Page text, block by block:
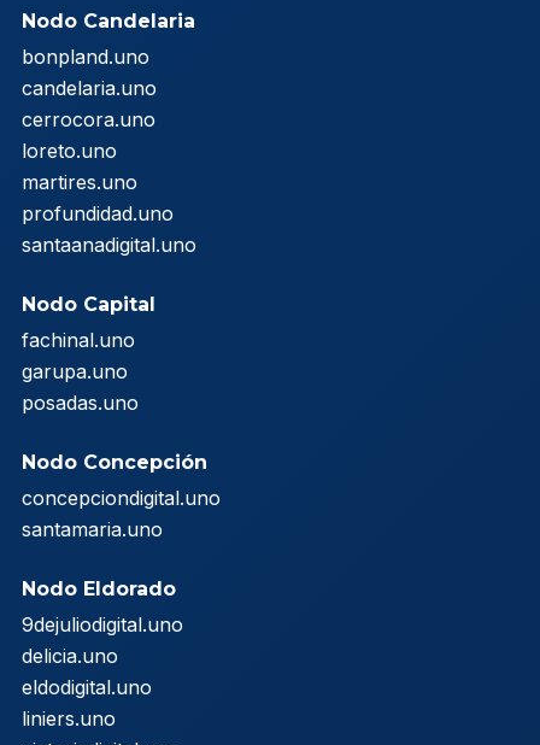
Nodo Candelaria
bonpland.uno
candelaria.uno
cerrocora.uno
loreto.uno
martires.uno
profundidad.uno
santaanadigital.uno
Nodo Capital
fachinal.uno
garupa.uno
posadas.uno
Nodo Concepción
concepciondigital.uno
santamaria.uno
Nodo Eldorado
9dejuliodigital.uno
delicia.uno
eldodigital.uno
liniers.uno